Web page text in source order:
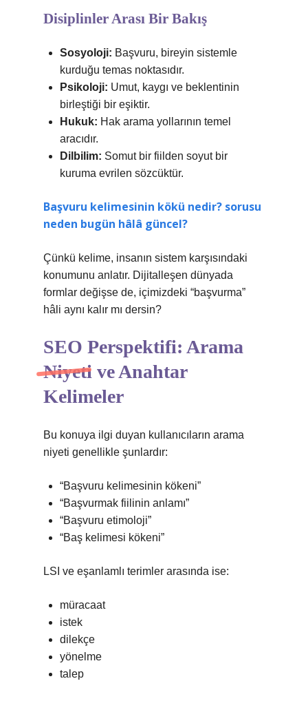
Disiplinler Arası Bir Bakış
Sosyoloji: Başvuru, bireyin sistemle
kurduğu temas noktasıdır.
Psikoloji: Umut, kaygı ve beklentinin
birleştiği bir eşiktir.
Hukuk: Hak arama yollarının temel
aracıdır.
Dilbilim: Somut bir fiilden soyut bir
kuruma evrilen sözcüktür.
Başvuru kelimesinin kökü nedir? sorusu
neden bugün hâlâ güncel?
Çünkü kelime, insanın sistem karşısındaki
konumunu anlatır. Dijitalleşen dünyada
formlar değişse de, içimizdeki “başvurma”
hâli aynı kalır mı dersin?
SEO Perspektifi: Arama
Niyeti ve Anahtar
Kelimeler
Bu konuya ilgi duyan kullanıcıların arama
niyeti genellikle şunlardır:
“Başvuru kelimesinin kökeni”
“Başvurmak fiilinin anlamı”
“Başvuru etimoloji”
“Baş kelimesi kökeni”
LSI ve eşanlamlı terimler arasında ise:
müracaat
istek
dilekçe
yönelme
talep